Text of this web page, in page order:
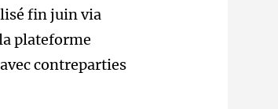
fin juin via
plateforme
contreparties